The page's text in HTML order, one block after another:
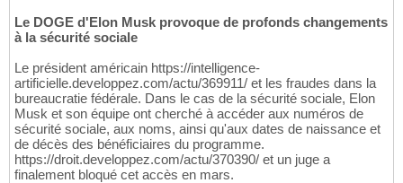
Le DOGE d'Elon Musk provoque de profonds changements
à la sécurité sociale
Le président américain https://intelligence-
artificielle.developpez.com/actu/369911/ et les fraudes dans la
bureaucratie fédérale. Dans le cas de la sécurité sociale, Elon
Musk et son équipe ont cherché à accéder aux numéros de
sécurité sociale, aux noms, ainsi qu'aux dates de naissance et
de décès des bénéficiaires du programme.
https://droit.developpez.com/actu/370390/ et un juge a
finalement bloqué cet accès en mars.